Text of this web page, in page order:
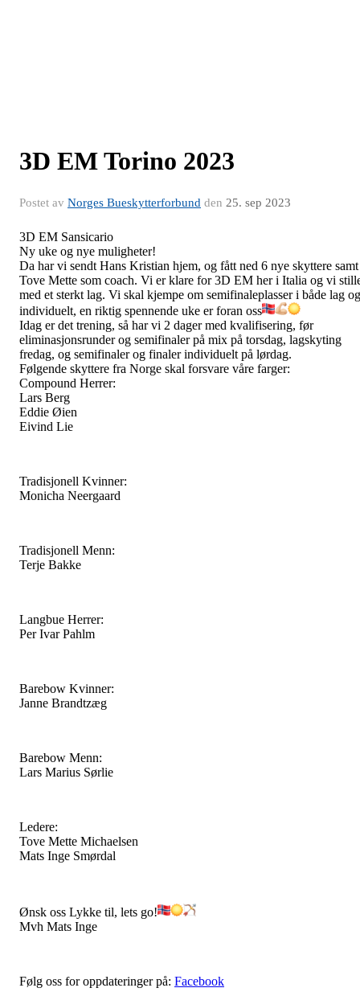
3D EM Torino 2023
Postet av Norges Bueskytterforbund den 25. sep 2023
3D EM Sansicario
Ny uke og nye muligheter!
Da har vi sendt Hans Kristian hjem, og fått ned 6 nye skyttere samt
Tove Mette som coach. Vi er klare for 3D EM her i Italia og vi
med et sterkt lag. Vi skal kjempe om semifinaleplasser i både lag og
individuelt, en riktig spennende uke er foran oss
Idag er det trening, så har vi 2 dager med kvalifisering, før
eliminasjonsrunder og semifinaler på mix på torsdag, lagskyting
fredag, og semifinaler og finaler individuelt på lørdag.
Følgende skyttere fra Norge skal forsvare våre farger:
Compound Herrer:
Lars Berg
Eddie Øien
Eivind Lie
Tradisjonell Kvinner:
Monicha Neergaard
Tradisjonell Menn:
Terje Bakke
Langbue Herrer:
Per Ivar Pahlm
Barebow Kvinner:
Janne Brandtzæg
Barebow Menn:
Lars Marius Sørlie
Ledere:
Tove Mette Michaelsen
Mats Inge Smørdal
Ønsk oss Lykke til, lets go!
Mvh Mats Inge
Følg oss for oppdateringer på: Facebook